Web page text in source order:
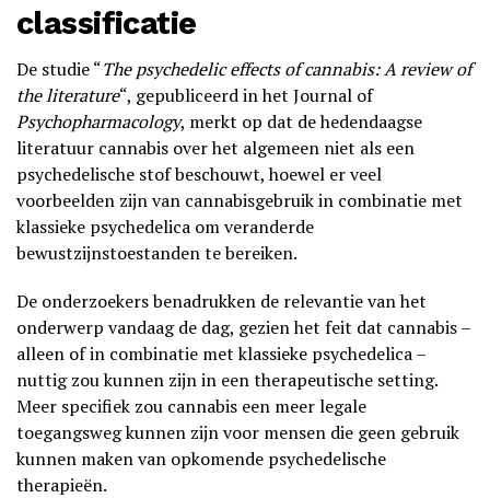
classificatie
De studie “The psychedelic effects of cannabis: A review of
the literature“, gepubliceerd in het Journal of
Psychopharmacology, merkt op dat de hedendaagse
literatuur cannabis over het algemeen niet als een
psychedelische stof beschouwt, hoewel er veel
voorbeelden zijn van cannabisgebruik in combinatie met
klassieke psychedelica om veranderde
bewustzijnstoestanden te bereiken.
De onderzoekers benadrukken de relevantie van het
onderwerp vandaag de dag, gezien het feit dat cannabis –
alleen of in combinatie met klassieke psychedelica –
nuttig zou kunnen zijn in een therapeutische setting.
Meer specifiek zou cannabis een meer legale
toegangsweg kunnen zijn voor mensen die geen gebruik
kunnen maken van opkomende psychedelische
therapieën.